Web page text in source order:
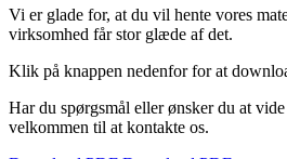
Vi er glade for, at du vil hente vores
virksomhed får stor glæde af det.
Klik på knappen nedenfor for at
Har du spørgsmål eller ønsker du at
velkommen til at kontakte os.